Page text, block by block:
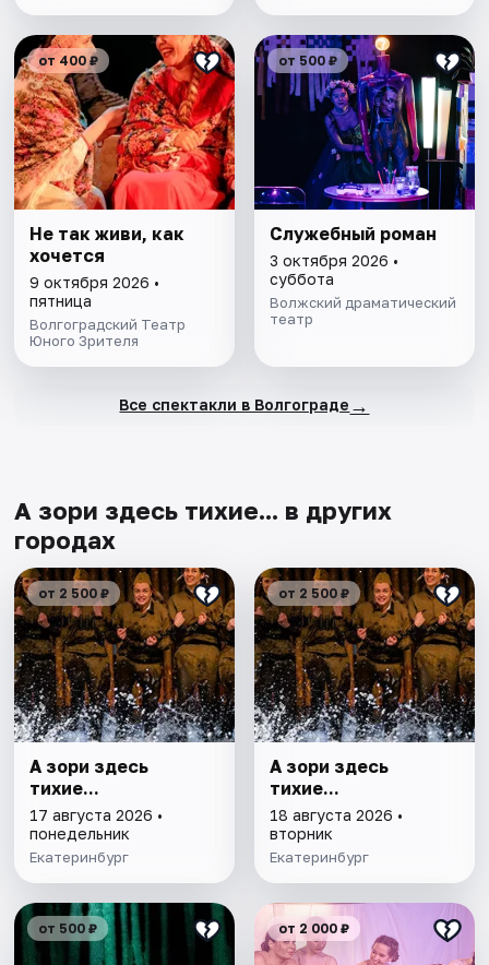
от 400 ₽
Не так живи, как
хочется
9 октября 2026 •
пятница
Волгоградский Театр
Юного Зрителя
от 500 ₽
Служебный роман
3 октября 2026 •
суббота
Волжский драматический
театр
Все спектакли в Волгограде →
А зори здесь тихие... в других
городах
от 2 500 ₽
А зори здесь
тихие...
17 августа 2026 •
понедельник
Екатеринбург
от 2 500 ₽
А зори здесь
тихие...
18 августа 2026 •
вторник
Екатеринбург
от 500 ₽ от 2 000 ₽